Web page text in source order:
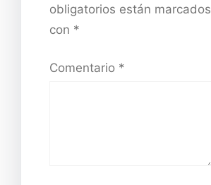
obligatorios están marcados
con *
Comentario *